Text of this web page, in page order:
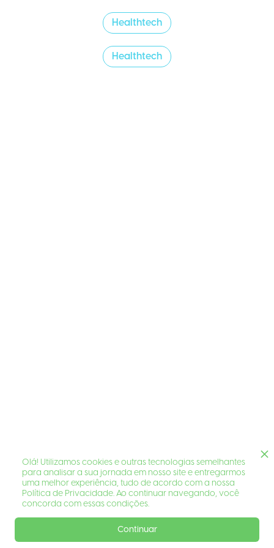
Healthtech
Healthtech
Olá! Utilizamos cookies e outras tecnologias semelhantes
para analisar a sua jornada em nosso site e entregarmos
uma melhor experiência, tudo de acordo com a nossa
Política de Privacidade. Ao continuar navegando, você
concorda com essas condições.
Continuar